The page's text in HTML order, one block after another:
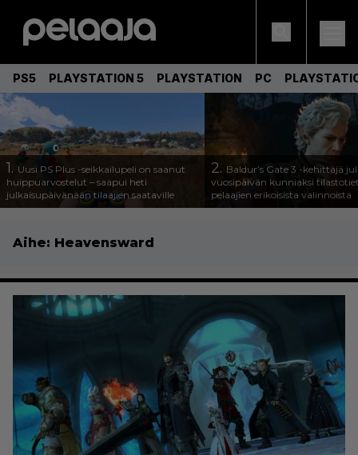
PS5 PLAYSTATION 5 PLAYSTATION PC
1. Uusi PS Plus -seikkailupeli on saanut
huippuarvostelut – saapui heti
julkaisupäivänään tilaajien saataville
2. Baldur’s Gate 3 -kehittäjä
vuosipäivän kunniaksi
pelaajien erikoisista valinnoista
Aihe: Heavensward